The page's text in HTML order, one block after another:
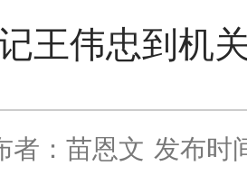
王伟忠到机
者：苗恩文 发布时